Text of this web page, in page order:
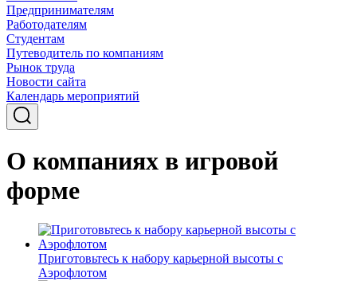
Предпринимателям
Работодателям
Студентам
Путеводитель по компаниям
Рынок труда
Новости сайта
Календарь мероприятий
О компаниях в игровой
форме
Приготовьтесь к набору карьерной высоты с
Аэрофлотом